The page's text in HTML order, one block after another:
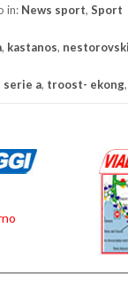
in: News sport, Sport
, kastanos, nestorovski
serie a, troost- ekong,